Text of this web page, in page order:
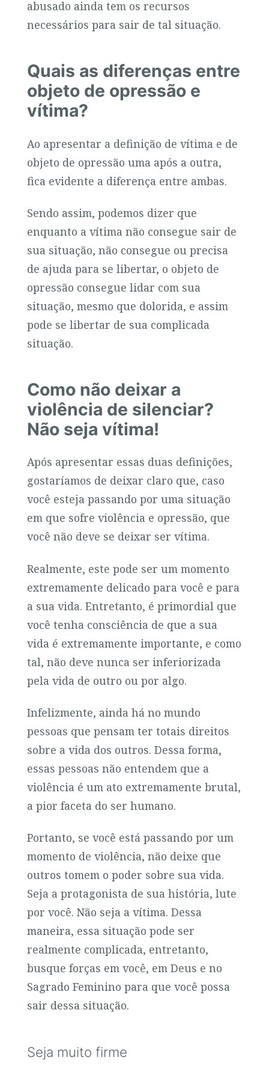
abusado ainda tem os recursos
necessários para sair de tal situação.
Quais as diferenças entre
objeto de opressão e
vítima?
Ao apresentar a definição de vítima e de
objeto de opressão uma após a outra,
fica evidente a diferença entre ambas.
Sendo assim, podemos dizer que
enquanto a vítima não consegue sair de
sua situação, não consegue ou precisa
de ajuda para se libertar, o objeto de
opressão consegue lidar com sua
situação, mesmo que dolorida, e assim
pode se libertar de sua complicada
situação.
Como não deixar a
violência de silenciar?
Não seja vítima!
Após apresentar essas duas definições,
gostaríamos de deixar claro que, caso
você esteja passando por uma situação
em que sofre violência e opressão, que
você não deve se deixar ser vítima.
Realmente, este pode ser um momento
extremamente delicado para você e para
a sua vida. Entretanto, é primordial que
você tenha consciência de que a sua
vida é extremamente importante, e como
tal, não deve nunca ser inferiorizada
pela vida de outro ou por algo.
Infelizmente, ainda há no mundo
pessoas que pensam ter totais direitos
sobre a vida dos outros. Dessa forma,
essas pessoas não entendem que a
violência é um ato extremamente brutal,
a pior faceta do ser humano.
Portanto, se você está passando por um
momento de violência, não deixe que
outros tomem o poder sobre sua vida.
Seja a protagonista de sua história, lute
por você. Não seja a vítima. Dessa
maneira, essa situação pode ser
realmente complicada, entretanto,
busque forças em você, em Deus e no
Sagrado Feminino para que você possa
sair dessa situação.
Seja muito firme